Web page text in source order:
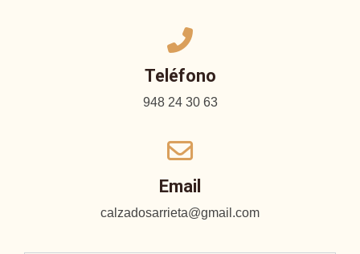
Teléfono
948 24 30 63
Email
calzadosarrieta@gmail.com